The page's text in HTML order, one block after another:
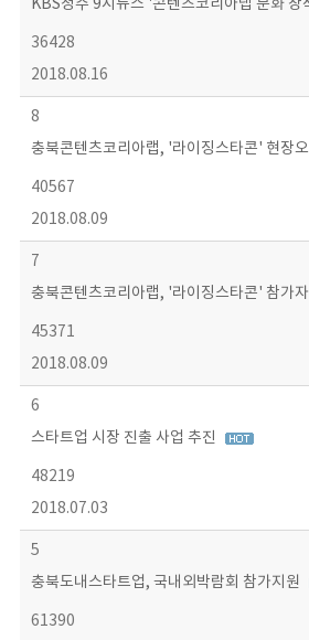
KBS청주 9시뉴스 '콘텐츠코리아랩 문화 창
36428
2018.08.16
8
충북콘텐츠코리아랩, '라이징스타콘' 현장
40567
2018.08.09
7
충북콘텐츠코리아랩, '라이징스타콘' 참가
45371
2018.08.09
6
스타트업 시장 진출 사업 추진
48219
2018.07.03
5
충북도내스타트업, 국내외박람회 참가지원
61390